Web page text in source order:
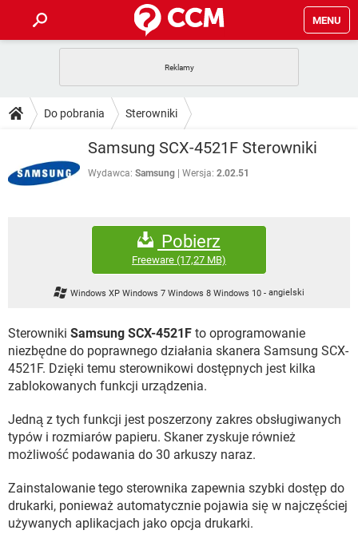
MENU
GRY WHATSAPP
NETFLIX
INSTAGRAM FACEBOOK
PORADY
PlayStation
SPOTIFY
ANDROID TIKTOK
NETFLIX
FACEBOOK
FORUM
WHATSAPP
NETFLIX
INSTAGRAM FACEBOOK
TIKTOK
INSTAGRAM FACEBOOK
WINDOWS 10
Do pobrania Sterowniki
Samsung SCX-4521F Sterowniki
Wydawca: Samsung Wersja: 2.02.51
Pobierz
Freeware (17,27 MB)
Windows XP Windows 7 Windows 8 Windows 10 - angielski
Sterowniki Samsung SCX-4521F to oprogramowanie
niezbędne do poprawnego działania skanera Samsung SCX-
4521F. Dzięki temu sterownikowi dostępnych jest kilka
zablokowanych funkcji urządzenia.
Jedną z tych funkcji jest poszerzony zakres obsługiwanych
typów i rozmiarów papieru. Skaner zyskuje również
możliwość podawania do 30 arkuszy naraz.
Zainstalowanie tego sterownika zapewnia szybki dostęp do
drukarki, ponieważ automatycznie pojawia się w najczęściej
używanych aplikacjach jako opcja drukarki.